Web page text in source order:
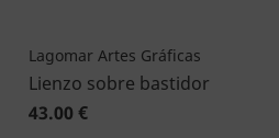
Lagomar Artes Gráficas
Lienzo sobre bastidor
43.00 €